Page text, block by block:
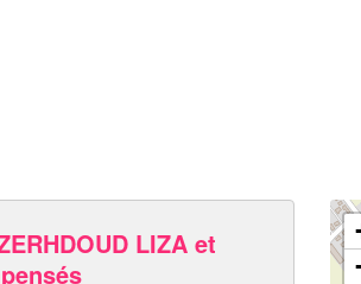
LIZA et